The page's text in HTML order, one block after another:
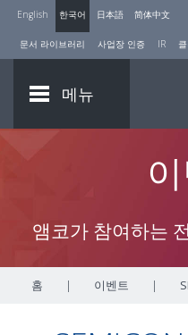
English 한국어 日本語 简体中文
문서 라이브러리 사업장 인증 IR
메뉴
앰코가 참여하는
홈 | 이벤트 |